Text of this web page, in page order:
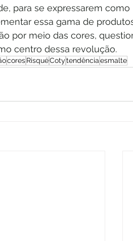
para se expressarem
essa gama de
por meio das cores,
centro dessa revolução.
coresRisquéCotytendênciaesmalte